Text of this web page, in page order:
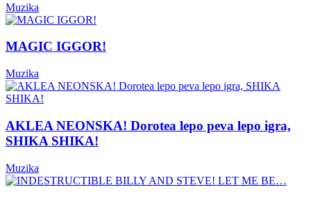
Muzika
MAGIC IGGOR!
Muzika
AKLEA NEONSKA! Dorotea lepo peva lepo igra,
SHIKA SHIKA!
Muzika